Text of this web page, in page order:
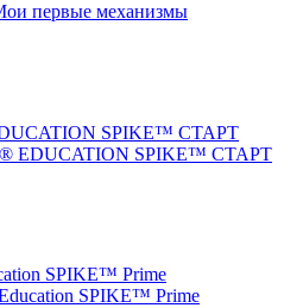
первые механизмы
SPIKE™ СТАРТ
SPIKE™ Prime